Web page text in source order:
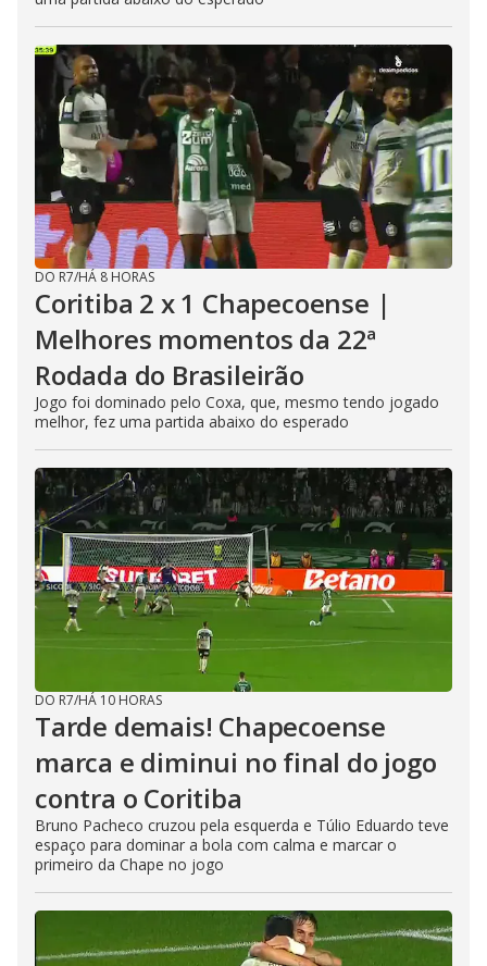
DO R7/HÁ 8 HORAS
Coritiba 2 x 1 Chapecoense |
Melhores momentos da 22ª
Rodada do Brasileirão
Jogo foi dominado pelo Coxa, que, mesmo tendo jogado
melhor, fez uma partida abaixo do esperado
DO R7/HÁ 10 HORAS
Tarde demais! Chapecoense
marca e diminui no final do jogo
contra o Coritiba
Bruno Pacheco cruzou pela esquerda e Túlio Eduardo teve
espaço para dominar a bola com calma e marcar o
primeiro da Chape no jogo